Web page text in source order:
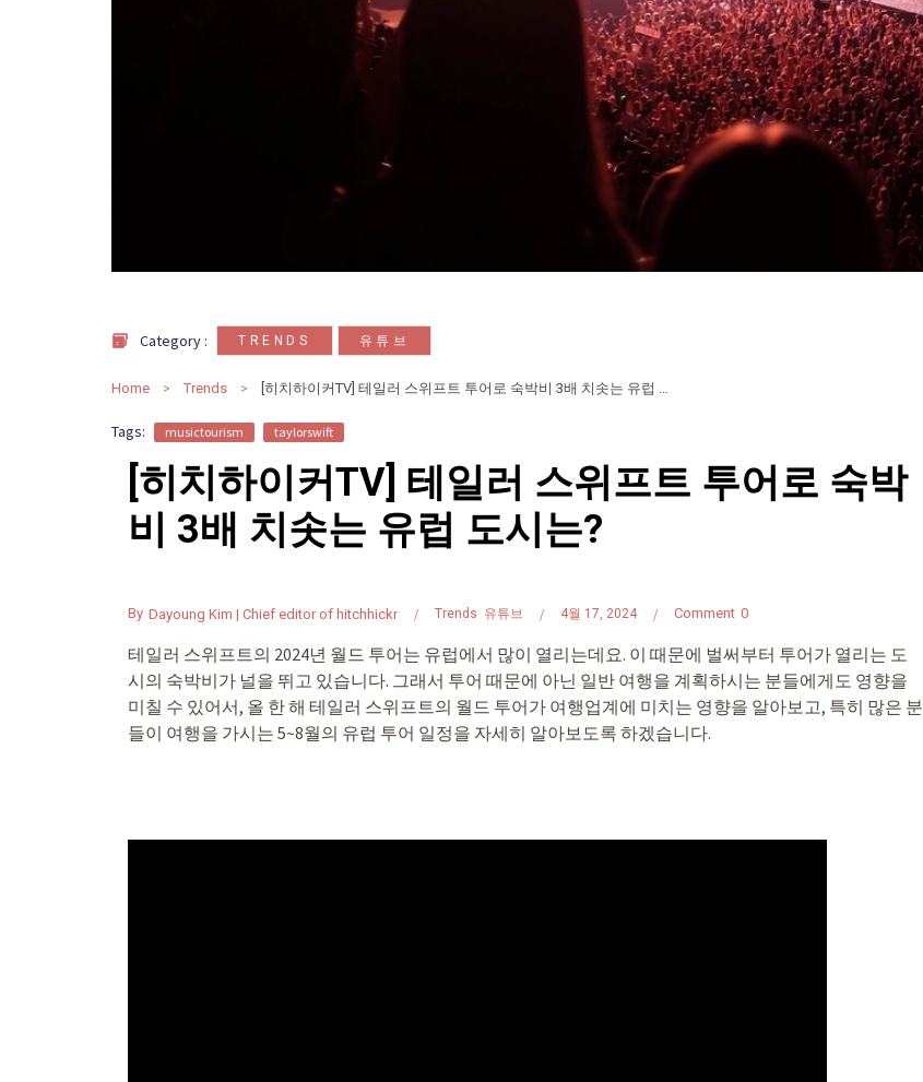
Category : TRENDS 유튜브
Home Trends [히치하이커TV] 테일러 스위프트 투어로 숙박비 3배 치솟는 유럽 도시는?
Tags: musictourism taylorswift
[히치하이커TV] 테일러 스위프트 투어로 숙박
비 3배 치솟는 유럽 도시는?
By Dayoung Kim | Chief editor of hitchhickr Trends 유튜브 4월 17, 2024 0
Comment
테일러 스위프트의 2024년 월드 투어는 유럽에서 많이 열리는데요. 이 때문에 벌써부터 투어가 열리는 도
시의 숙박비가 널을 뛰고 있습니다. 그래서 투어 때문에 아닌 일반 여행을 계획하시는 분들에게도 영향을
미칠 수 있어서, 올 한 해 테일러 스위프트의 월드 투어가 여행업계에 미치는 영향을 알아보고, 특히 많은 분
들이 여행을 가시는 5~8월의 유럽 투어 일정을 자세히 알아보도록 하겠습니다.